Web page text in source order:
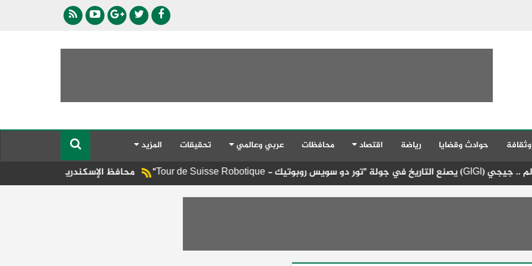
حوادث وقضايا رياضة اقتصاد محافظات عربي وعالمي تحقيقات المزيد
محافظ الإسكندرية يوجه برفع الإشغالات